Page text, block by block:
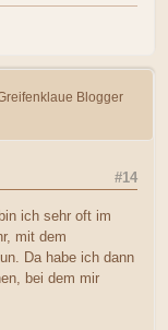
Blogger
#14
ich sehr oft im
mit dem
Da habe ich dann
bei dem mir